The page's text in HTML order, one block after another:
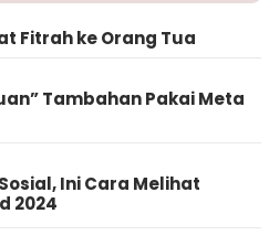
Fitrah ke Orang Tua
Tambahan Pakai Meta
Ini Cara Melihat
2024